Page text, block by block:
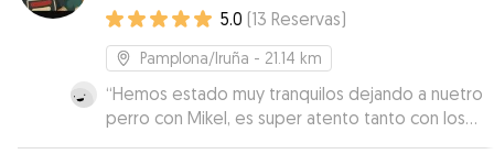
5.0 (13 Reservas)
Pamplona/Iruña - 21.14 km
“Hemos estado muy tranquilos dejando a nuetro
perro con Mikel, es super atento tanto con los
perros como con los dueños, todos los dias nos